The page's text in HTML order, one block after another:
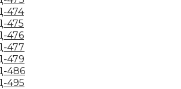
474
475
476
477
479
486
495